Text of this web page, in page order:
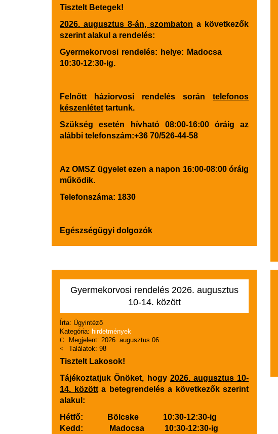
Tisztelt Betegek!
2026. augusztus 8-án, szombaton a következők
szerint alakul a rendelés:
Gyermekorvosi rendelés: helye: Madocsa
10:30-12:30-ig.
Felnőtt háziorvosi rendelés sorántelefonos
készenlétet tartunk.
Szükség esetén hívható 08:00-16:00 óráig az
alábbi telefonszám:+36 70/526-44-58
Az OMSZ ügyelet ezen a napon 16:00-08:00 óráig
működik.
Telefonszáma: 1830
Egészségügyi dolgozók
Gyermekorvosi rendelés 2026. augusztus
10-14. között
Írta: Ügyintéző
Kategória: hirdetmények
Megjelent: 2026. augusztus 06.
Találatok: 98
Tisztelt Lakosok!
Tájékoztatjuk Önöket, hogy 2026. augusztus 10-
14. közötta betegrendelés a következők szerint
alakul:
Hétfő: Bölcske 10:30-12:30-ig
Kedd: Madocsa 10:30-12:30-ig